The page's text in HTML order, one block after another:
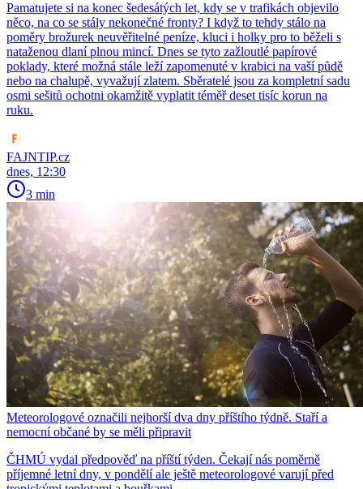
Pamatujete si na konec šedesátých let, kdy se v trafikách objevilo
něco, na co se stály nekonečné fronty? I když to tehdy stálo na
poměry brožurek neuvěřitelné peníze, kluci i holky pro to běželi s
nataženou dlaní plnou mincí. Dnes se tyto zažloutlé papírové
poklady, které možná stále leží zapomenuté v krabici na vaší půdě
nebo na chalupě, vyvažují zlatem. Sběratelé jsou za kompletní sadu
osmi sešitů ochotni okamžitě vyplatit téměř deset tisíc korun na
ruku.
FAJNTIP.cz
dnes, 12:30
3 min
Meteorologové označili nejhorší dva dny příštího týdně. Staří a
nemocní občané by se měli připravit
ČHMÚ vydal předpověď na příští týden. Čekají nás poměrně
příjemné letní dny, v pondělí ale ještě meteorologové varují před